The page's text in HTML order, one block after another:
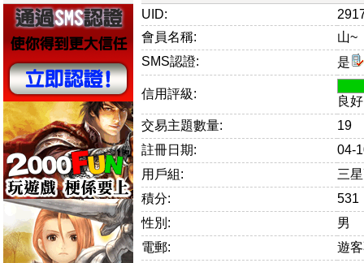
UID:
會員名稱:
山~
SMS認證:
是
信用評級:
良
交易主題數量:
19
註冊日期:
04-
用戶組:
三
積分:
531
性別:
男
電郵:
遊